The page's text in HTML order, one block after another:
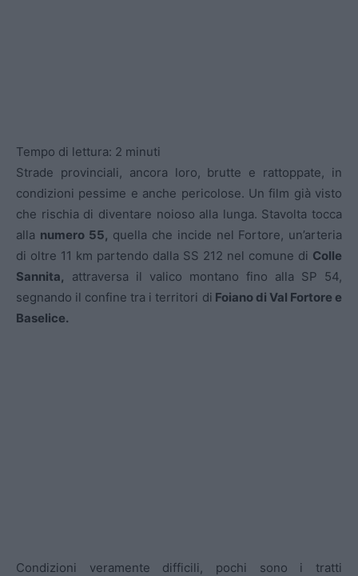
Tempo di lettura: 2 minuti
Strade provinciali, ancora loro, brutte e rattoppate, in
condizioni pessime e anche pericolose. Un film già visto
che rischia di diventare noioso alla lunga. Stavolta tocca
alla numero 55, quella che incide nel Fortore, un’arteria
di oltre 11 km partendo dalla SS 212 nel comune di Colle
Sannita,
attraversa il valico montano fino alla SP 54,
segnando il confine tra i territori di Foiano di Val Fortore e
Baselice.
Condizioni veramente difficili, pochi sono i tratti